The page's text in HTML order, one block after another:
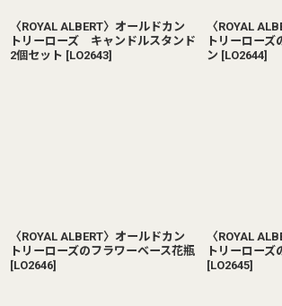
〈ROYAL ALBERT〉オールドカン
トリーローズ キャンドルスタンド
2個セット [LO2643]
〈ROYAL
トリーロー
ン [LO2644]
〈ROYAL ALBERT〉オールドカン
トリーローズのフラワーベース花瓶
[LO2646]
〈ROYAL
トリーロー
[LO2645]